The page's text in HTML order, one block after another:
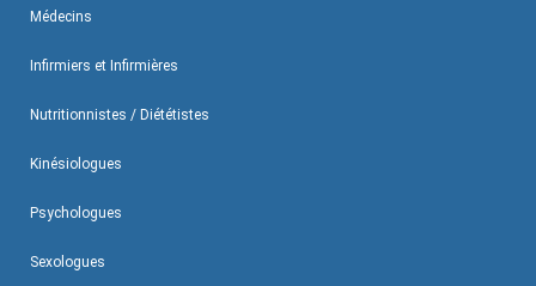
Médecins
Infirmiers et Infirmières
Nutritionnistes / Diététistes
Kinésiologues
Psychologues
Sexologues